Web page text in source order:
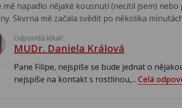
mě napadlo nějaké kousnutí (necítil jsem) nebo
Skvrna mě začala svědit po několika
Odpovídá lékař:
MUDr. Daniela Králová
Pane Filipe, nejspíše se bude jednat o
nejspíše na kontakt s rostlinou,... Celá